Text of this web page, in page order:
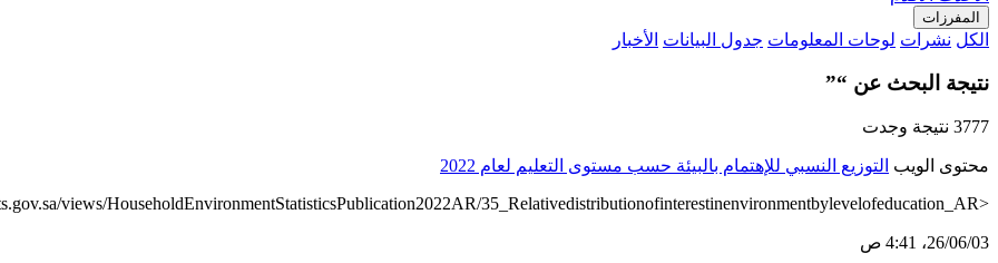
المفرزات
الكل نشرات لوحات المعلومات جدول البيانات الأخبار
نتيجة البحث عن “”
3777 نتيجة وجدت
محتوى الويب التوزيع النسبي للإهتمام بالبيئة حسب مستوى التعليم لعام 2022
<tableau-viz id='tableau-viz' src='https://tableau.stats.gov.sa/views/HouseholdEnvironmentStatisticsPublication2022AR/35_Relativedistributionofinterestinenvironmentbylevelofeducation_AR'...
03‏/06‏/26، 4:41 ص